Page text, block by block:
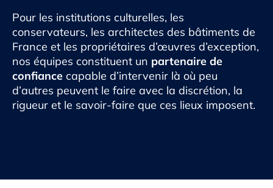
Pour les institutions culturelles, les
conservateurs, les architectes des bâtiments de
France et les propriétaires d’œuvres d’exception,
nos équipes constituent un partenaire de
confiance capable d’intervenir là où peu
d’autres peuvent le faire avec la discrétion, la
rigueur et le savoir-faire que ces lieux imposent.